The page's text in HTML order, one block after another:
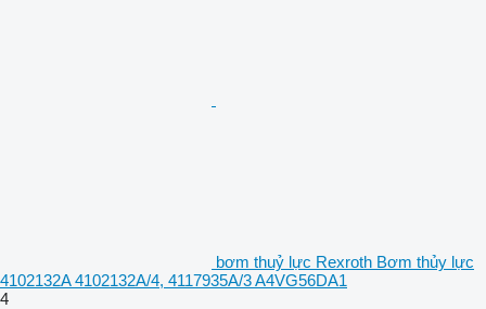
bơm thuỷ lực Rexroth Bơm thủy lực
4102132A 4102132A/4, 4117935A/3 A4VG56DA1
4